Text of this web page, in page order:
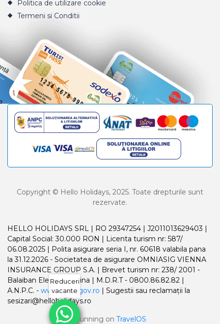
Politica de utilizare cookie
Termeni si Conditii
Copyright © Hello Holidays, 2025. Toate drepturile sunt
rezervate.
HELLO HOLIDAYS SRL | RO 29347254 | J2011013629403 |
Capital Social: 30.000 RON | Licenta turism nr: 587/
06.08.2025 | Polita asigurare seria I, nr. 60618 valabila pana
la 31.12.2026 - Societatea de asigurare OMNIASIG VIENNA
INSURANCE GROUP S.A. | Brevet turism nr: 238/ 2001 -
Balaiban Elena Madalina | M.D.R.T - 0800.86.82.82 |
A.N.P.C. - www.anpc.gov.ro | Sugestii sau reclamații la
sesizari@helloholidays.ro
Running on TravelOS
Reduceri
vacante